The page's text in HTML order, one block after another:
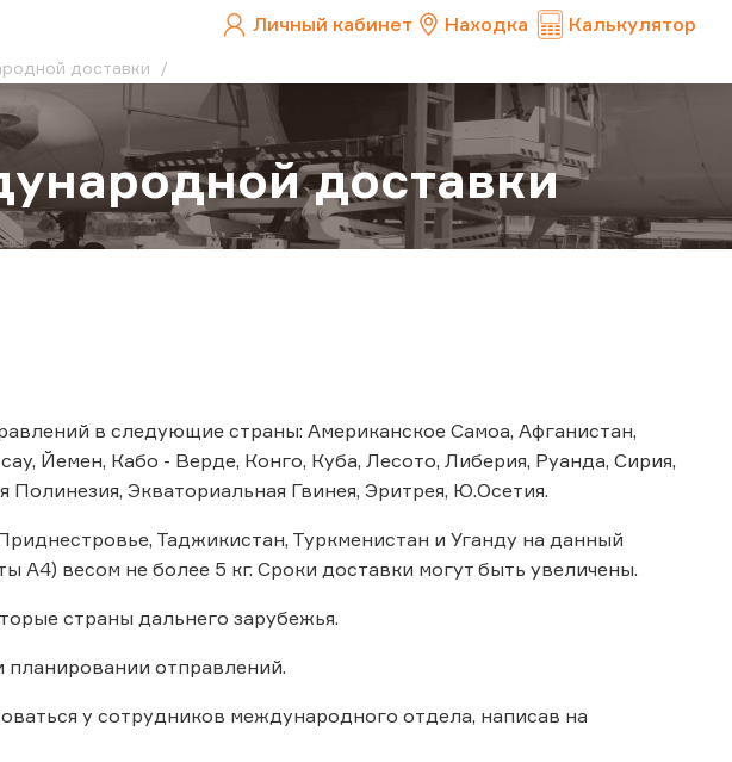
Личный кабинет Находка Калькулятор
доставки
доставки
в следующие страны: Американское Самоа, Афганистан,
Йемен, Кабо - Верде, Конго, Куба, Лесото, Либерия, Руанда, Сирия,
Экваториальная Гвинея, Эритрея, Ю.Осетия.
Таджикистан, Туркменистан и Уганду на данный
А4) весом не более 5 кг. Сроки доставки могут быть увеличены.
страны дальнего зарубежья.
отправлений.
у сотрудников международного отдела, написав на